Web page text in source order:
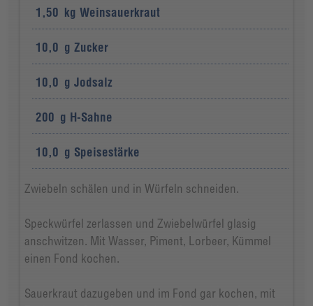
1,50 kg Weinsauerkraut
10,0 g Zucker
10,0 g Jodsalz
200 g H-Sahne
10,0 g Speisestärke
Zwiebeln schälen und in Würfeln schneiden.
Speckwürfel zerlassen und Zwiebelwürfel glasig
anschwitzen. Mit Wasser, Piment, Lorbeer, Kümmel
einen Fond kochen.
Sauerkraut dazugeben und im Fond gar kochen, mit